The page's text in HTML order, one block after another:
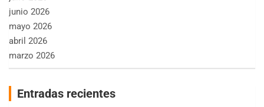
junio 2026
mayo 2026
abril 2026
marzo 2026
Entradas recientes